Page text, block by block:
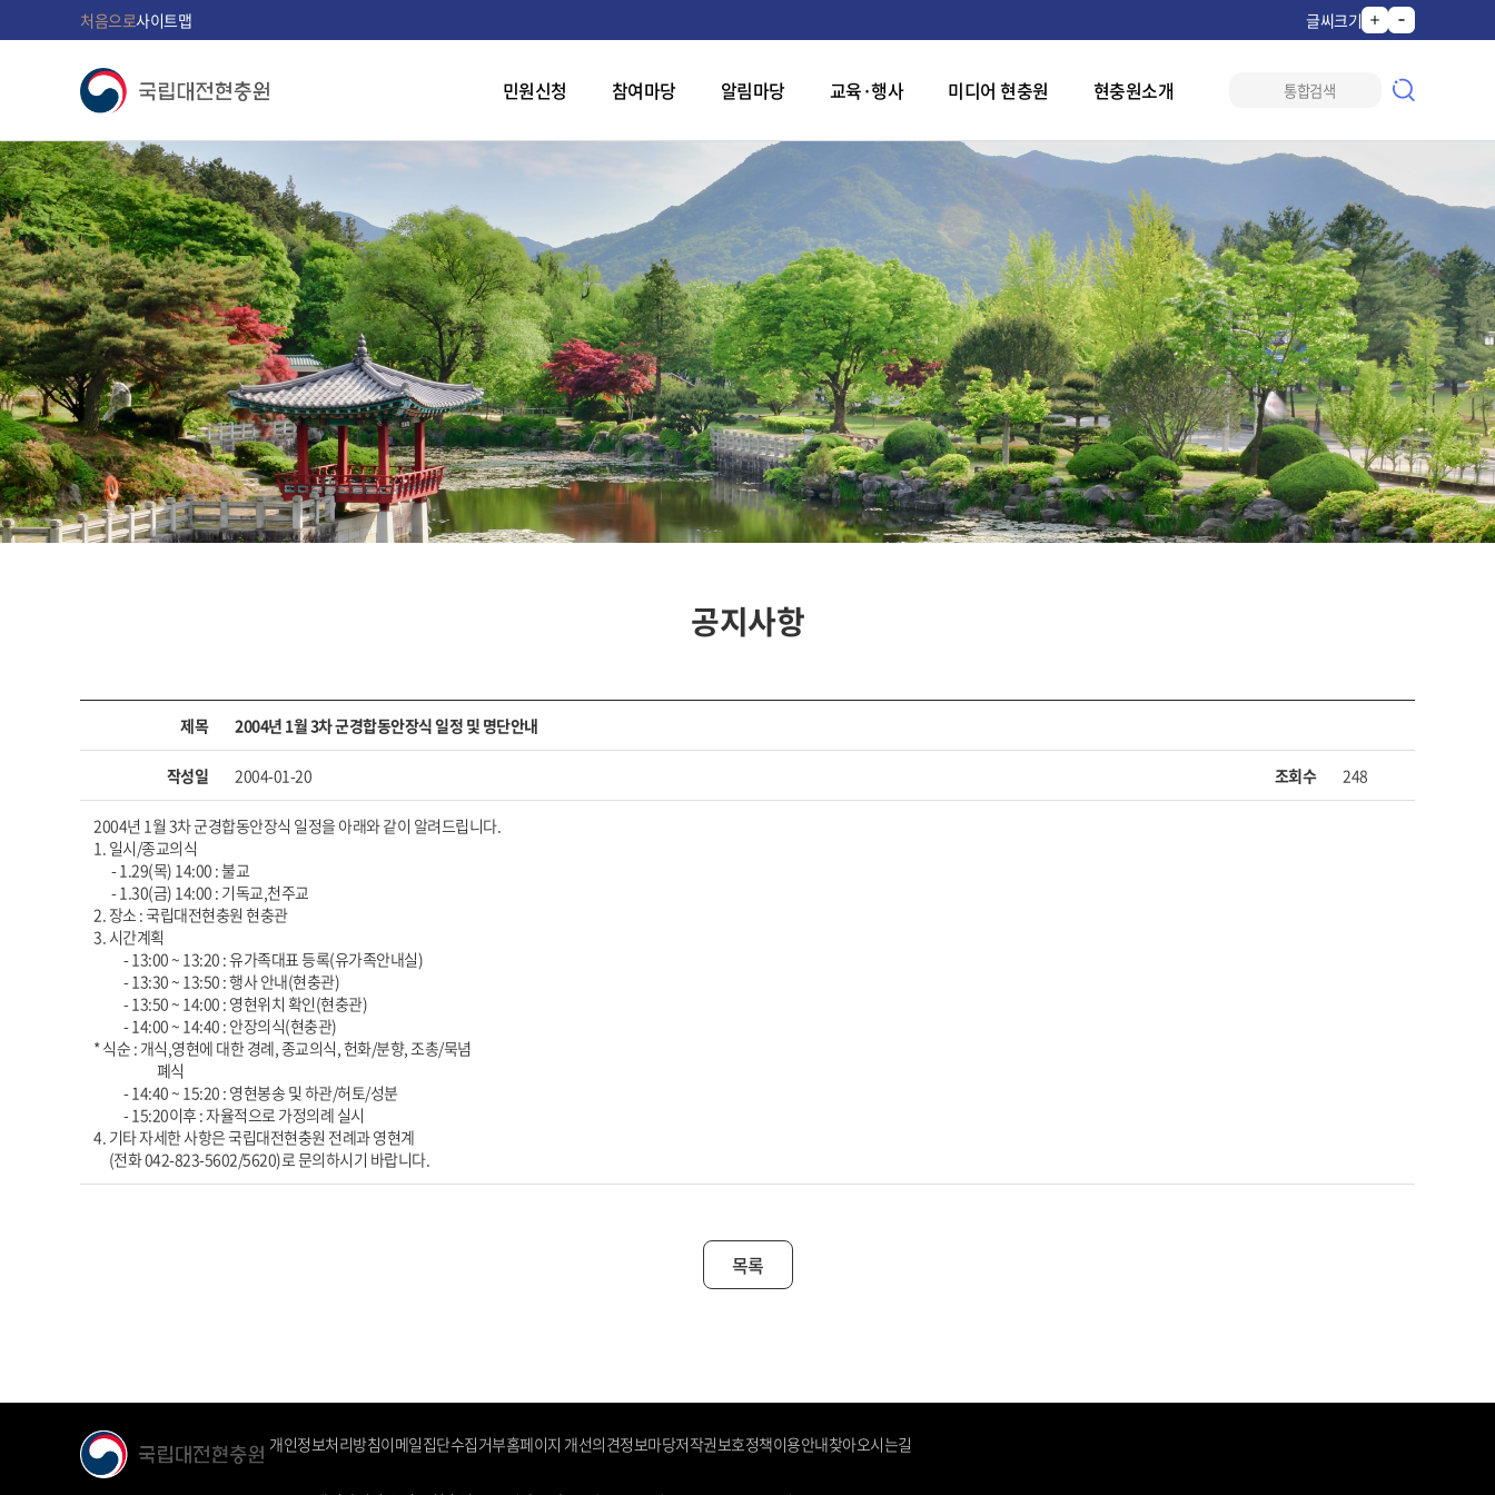
처음으로사이트맵 글씨크기
민원신청 참여마당 알림마당 교육·행사 미디어 현충원 현충원소개
공지사항
제목 2004년 1월 3차 군경합동안장식 일정 및 명단안내
작성일 2004-01-20 조회수 248
2004년 1월 3차 군경합동안장식 일정을 아래와 같이 알려드립니다.
1. 일시/종교의식
- 1.29(목) 14:00 : 불교
- 1.30(금) 14:00 : 기독교,천주교
2. 장소 : 국립대전현충원 현충관
3. 시간계획
- 13:00 ~ 13:20 : 유가족대표 등록(유가족안내실)
- 13:30 ~ 13:50 : 행사 안내(현충관)
- 13:50 ~ 14:00 : 영현위치 확인(현충관)
- 14:00 ~ 14:40 : 안장의식(현충관)
* 식순 : 개식,영현에 대한 경례, 종교의식, 헌화/분향, 조총/묵념
폐식
- 14:40 ~ 15:20 : 영현봉송 및 하관/허토/성분
- 15:20이후 : 자율적으로 가정의례 실시
4. 기타 자세한 사항은 국립대전현충원 전례과 영현계
(전화 042-823-5602/5620)로 문의하시기 바랍니다.
목록
개인정보처리방침이메일집단수집거부홈페이지 개선의견정보마당저작권보호정책이용안내찾아오시는길